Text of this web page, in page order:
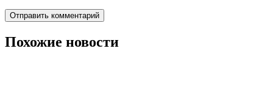
Похожие новости